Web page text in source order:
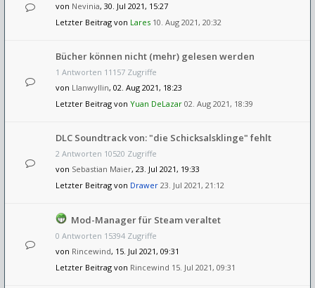
von Nevinia, 30. Jul 2021, 15:27
Letzter Beitrag von Lares 10. Aug 2021, 20:32
Bücher können nicht (mehr) gelesen werden
1 Antworten 11157 Zugriffe
von Llanwyllin, 02. Aug 2021, 18:23
Letzter Beitrag von Yuan DeLazar 02. Aug 2021, 18:39
DLC Soundtrack von: "die Schicksalsklinge" fehlt
2 Antworten 10520 Zugriffe
von Sebastian Maier, 23. Jul 2021, 19:33
Letzter Beitrag von Drawer 23. Jul 2021, 21:12
Mod-Manager für Steam veraltet
0 Antworten 15394 Zugriffe
von Rincewind, 15. Jul 2021, 09:31
Letzter Beitrag von Rincewind 15. Jul 2021, 09:31